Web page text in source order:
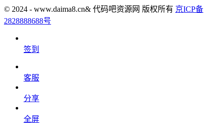
© 2024 - www.daima8.cn& 代码吧资源网 版权所有 京ICP备
2828888688号
签到
客服
分享
全屏